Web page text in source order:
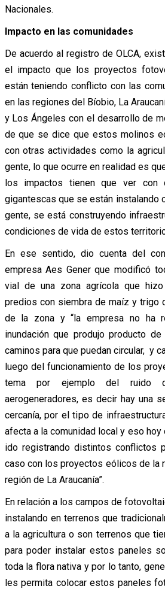
Nacionales.
Impacto en las comunidades
De acuerdo al registro de OLCA,
el impacto que los proyectos
están teniendo conflicto con las
en las regiones del Bíobio, La
y Los Ángeles con el desarrollo de
de que se dice que estos molinos
con otras actividades como la
gente, lo que ocurre en realidad es
los impactos tienen que ver con
gigantescas que se están instalando
gente, se está construyendo
condiciones de vida de estos
En ese sentido, dio cuenta del
empresa Aes Gener que modificó
vial de una zona agrícola que
predios con siembra de maíz y trigo
de la zona y “la empresa no ha
inundación que produjo producto
caminos para que puedan circular, y
luego del funcionamiento de los
tema por ejemplo del ruido
aerogeneradores, es decir hay una
cercanía, por el tipo de
afecta a la comunidad local y eso
ido registrando distintos conflictos
caso con los proyectos eólicos de la
región de La Araucanía”.
En relación a los campos de
instalando en terrenos que
a la agricultura o son terrenos que
para poder instalar estos paneles
toda la flora nativa y por lo tanto,
les permita colocar estos paneles